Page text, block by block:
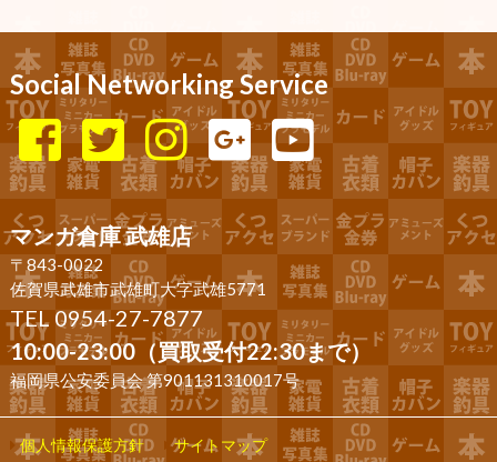
Social Networking Service
マンガ倉庫 武雄店
〒843-0022
佐賀県武雄市武雄町大字武雄5771
TEL 0954-27-7877
10:00-23:00（買取受付22:30まで）
福岡県公安委員会 第901131310017号
個人情報保護方針 サイトマップ